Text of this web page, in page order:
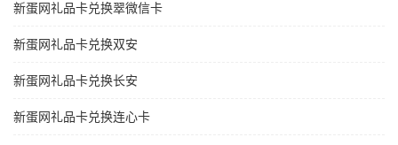
新蛋网礼品卡兑换翠微信卡
新蛋网礼品卡兑换双安
新蛋网礼品卡兑换长安
新蛋网礼品卡兑换连心卡